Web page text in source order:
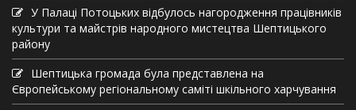
У Палаці Потоцьких відбулось нагородження працівників
культури та майстрів народного мистецтва Шептицького
району
Шептицька громада була представлена на
Європейському регіональному саміті шкільного харчування